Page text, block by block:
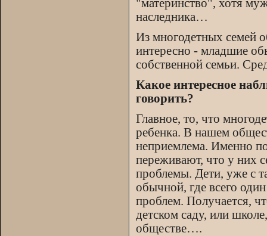
"материнство", хотя
наследника…
Из многодетных семей
интересно - младшие
собственной семьи.
Какое интересное
говорить?
Главное, то, что
ребенка. В нашем
неприемлема. Именно
переживают, что у них
проблемы. Дети, уже с
обычной, где всего
проблем. Получается,
детском саду, или
обществе….